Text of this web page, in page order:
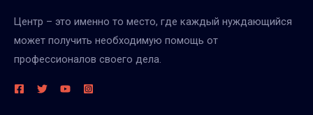
Центр – это именно то место, где каждый нуждающийся
может получить необходимую помощь от
профессионалов своего дела.